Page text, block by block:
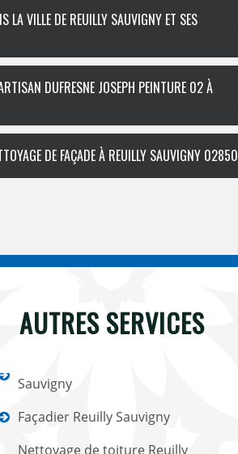
LA VILLE DE REUILLY SAUVIGNY ET SES
DUFRESNE JOSEPH PEINTURE 02 À
DE FAÇADE À REUILLY SAUVIGNY 02850
AUTRES SERVICES
Sauvigny
Façadier Reuilly Sauvigny
Nettoyage de toiture Reuilly